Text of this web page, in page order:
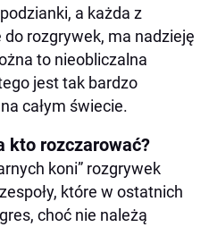
a każda z
rozgrywek, ma nadzieję
to nieobliczalna
jest tak bardzo
całym świecie.
kto rozczarować?
koni” rozgrywek
które w ostatnich
choć nie należą